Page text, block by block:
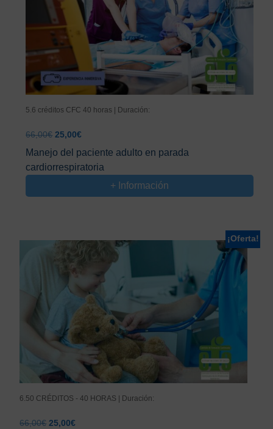
5.6 créditos CFC 40 horas | Duración:
66,00€ El
original
era:
25,00€El
actual
es:
Manejo del paciente adulto en parada
cardiorrespiratoria
+ Información
¡Oferta!
6.50 CRÉDITOS - 40 HORAS | Duración:
66,00€ El
25,00€El